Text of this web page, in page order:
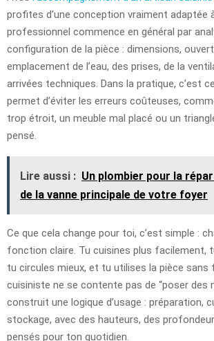
profites d’une conception vraiment adaptée
professionnel commence en général par
configuration de la pièce : dimensions,
emplacement de l’eau, des prises, de la
arrivées techniques. Dans la pratique, c’est
permet d’éviter les erreurs coûteuses,
trop étroit, un meuble mal placé ou un
pensé.
Lire aussi : Un plombier pour la
de la vanne principale de votre foyer
Ce que cela change pour toi, c’est simple :
fonction claire. Tu cuisines plus facilement,
tu circules mieux, et tu utilises la pièce sans
cuisiniste ne se contente pas de “poser des
construit une logique d’usage : préparation,
stockage, avec des hauteurs, des
pensés pour ton quotidien.